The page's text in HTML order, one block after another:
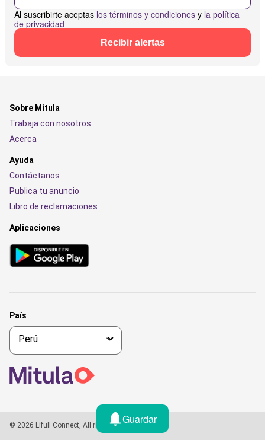
Al suscribirte aceptas los términos y condiciones y la política
de privacidad
Recibir alertas
Guardar
Sobre Mitula
Trabaja con nosotros
Acerca
Ayuda
Contáctanos
Publica tu anuncio
Libro de reclamaciones
Aplicaciones
País
© 2026 Lifull Connect, All rights reserved